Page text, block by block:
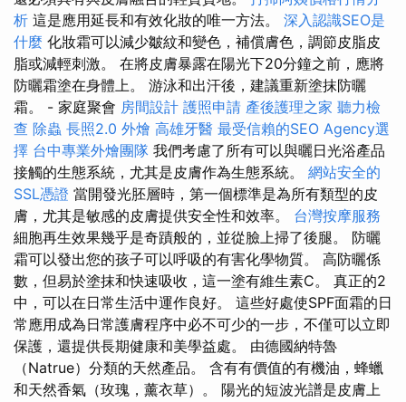
析 這是應用延長和有效化妝的唯一方法。 深入認識SEO是
什麼 化妝霜可以減少皺紋和變色，補償膚色，調節皮脂皮
脂或減輕刺激。 在將皮膚暴露在陽光下20分鐘之前，應將
防曬霜塗在身體上。 游泳和出汗後，建議重新塗抹防曬
霜。 - 家庭聚會 房間設計 護照申請 產後護理之家 聽力檢
查 除蟲 長照2.0 外燴 高雄牙醫 最受信賴的SEO Agency選
擇 台中專業外燴團隊 我們考慮了所有可以與曬日光浴產品
接觸的生態系統，尤其是皮膚作為生態系統。 網站安全的
SSL憑證 當開發光胚層時，第一個標準是為所有類型的皮
膚，尤其是敏感的皮膚提供安全性和效率。 台灣按摩服務
細胞再生效果幾乎是奇蹟般的，並從臉上掃了後腿。 防曬
霜可以發出您的孩子可以呼吸的有害化學物質。 高防曬係
數，但易於塗抹和快速吸收，這一塗有維生素C。 真正的2
中，可以在日常生活中運作良好。 這些好處使SPF面霜的日
常應用成為日常護膚程序中必不可少的一步，不僅可以立即
保護，還提供長期健康和美學益處。 由德國納特魯
（Natrue）分類的天然產品。 含有有價值的有機油，蜂蠟
和天然香氣（玫瑰，薰衣草）。 陽光的短波光譜是皮膚上